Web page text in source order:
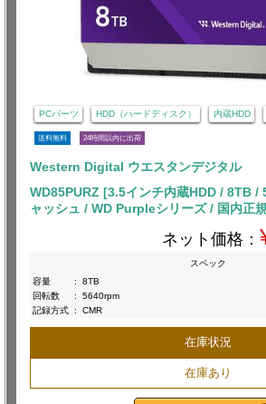
PCパーツ HDD（ハードディスク） 内蔵HDD
送料無料 24時間以内に出荷
Western Digital ウエスタンデジタル
WD85PURZ [3.5インチ内蔵HDD / 8TB /
ャッシュ / WD Purpleシリーズ / 国内正
ネット価格：
スペック
容量
:
8TB
回転数
:
5640rpm
記録方式 : CMR
在庫状況
在庫あり